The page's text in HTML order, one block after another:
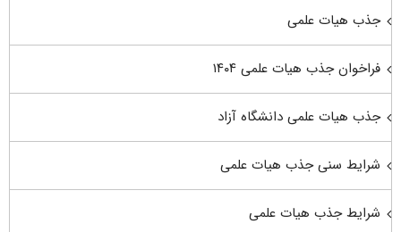
جذب هیات علمی
فراخوان جذب هیات علمی ۱۴۰۴
جذب هیات علمی دانشگاه آزاد
شرایط سنی جذب هیات علمی
شرایط جذب هیات علمی